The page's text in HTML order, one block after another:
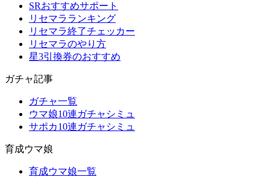
SRおすすめサポート
リセマラランキング
リセマラ終了チェッカー
リセマラのやり方
星3引換券のおすすめ
ガチャ記事
ガチャ一覧
ウマ娘10連ガチャシミュ
サポカ10連ガチャシミュ
育成ウマ娘
育成ウマ娘一覧